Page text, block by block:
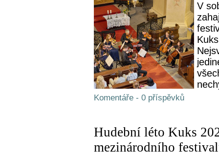
V
Komentáře - 0 příspěvků
Hudební léto Kuks
mezinárodního